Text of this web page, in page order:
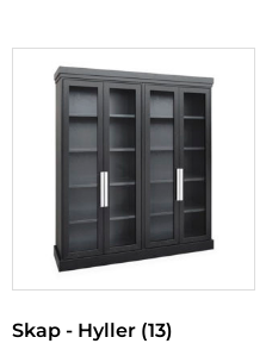
Skap - Hyller (13)